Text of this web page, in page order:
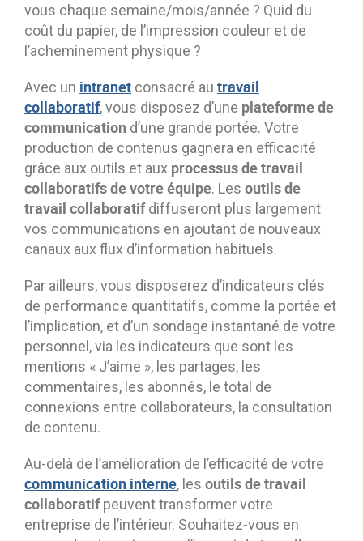
vous chaque semaine/mois/année ? Quid du
coût du papier, de l’impression couleur et de
l’acheminement physique ?
Avec un intranet consacré au travail
collaboratif, vous disposez d’une plateforme de
communication d’une grande portée. Votre
production de contenus gagnera en efficacité
grâce aux outils et aux processus de travail
collaboratifs de votre équipe. Les outils de
travail collaboratifdiffuseront plus largement
vos communications en ajoutant de nouveaux
canaux aux flux d’information habituels.
Par ailleurs, vous disposerez d’indicateurs clés
de performance quantitatifs, comme la portée et
l’implication, et d’un sondage instantané de votre
personnel, via les indicateurs que sont les
mentions « J’aime », les partages, les
commentaires, les abonnés, le total de
connexions entre collaborateurs, la consultation
de contenu.
Au-delà de l’amélioration de l’efficacité de votre
communication interne, les outils de travail
collaboratifpeuvent transformer votre
entreprise de l’intérieur. Souhaitez-vous en